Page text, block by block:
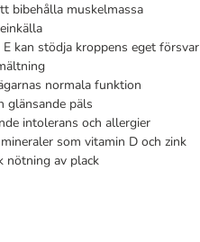
bibehålla muskelmassa
kan stödja kroppens eget försvar
normala funktion
glänsande päls
intolerans och allergier
som vitamin D och zink
nötning av plack